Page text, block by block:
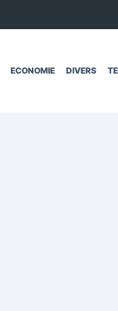
ECONOMIE DIVERS